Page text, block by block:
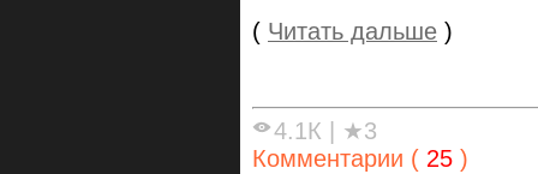
( Читать дальше )
4.1К
★3
Комментарии ( 25 )